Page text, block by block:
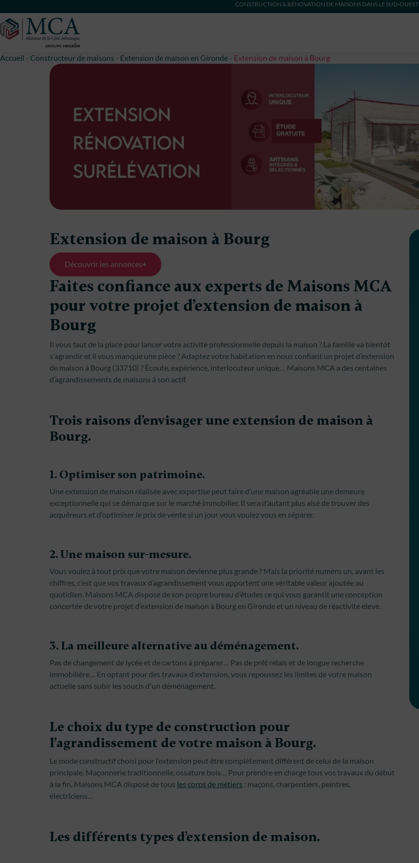
CONSTRUCTION & RÉNOVATION DE MAISONS DANS LE SUD-OUEST
Accueil - Constructeur de maisons - Extension de maison en Gironde - Extension de maison à Bourg
Extension de maison à Bourg
Découvrir les annonces
Faites confiance aux experts de Maisons MCA
pour votre projet d’extension de maison à
Bourg
Il vous faut de la place pour lancer votre activité professionnelle depuis la maison ? La famille va bientôt
s'agrandir et il vous manque une pièce ? Adaptez votre habitation en nous confiant un projet d’extension
de maison à Bourg (33710) ? Écoute, expérience, interlocuteur unique… Maisons MCA a des centaines
d’agrandissements de maisons à son actif.
Trois raisons d’envisager une extension de maison à
Bourg.
1. Optimiser son patrimoine.
Une extension de maison réalisée avec expertise peut faire d’une maison agréable une demeure
exceptionnelle qui se démarque sur le marché immobilier. Il sera d’autant plus aisé de trouver des
acquéreurs et d’optimiser le prix de vente si un jour vous voulez vous en séparer.
2. Une maison sur-mesure.
Vous voulez à tout prix que votre maison devienne plus grande ? Mais la priorité numéro un, avant les
chiffres, c’est que vos travaux d’agrandissement vous apportent une véritable valeur ajoutée au
quotidien. Maisons MCA dispose de son propre bureau d’études ce qui vous garantit une conception
concertée de votre projet d’extension de maison à Bourg en Gironde et un niveau de réactivité élevé.
3. La meilleure alternative au déménagement.
Pas de changement de lycée et de cartons à préparer… Pas de prêt relais et de longue recherche
immobilière… En optant pour des travaux d'extension, vous repoussez les limites de votre maison
actuelle sans subir les soucis d'un déménagement.
Le choix du type de construction pour
l’agrandissement de votre maison à Bourg.
Le mode constructif choisi pour l’extension peut être complètement différent de celui de la maison
principale. Maçonnerie traditionnelle, ossature bois… Pour prendre en charge tous vos travaux du début
à la fin, Maisons MCA dispose de tous les corps de métiers : maçons, charpentiers, peintres,
électriciens…
Les différents types d’extension de maison.